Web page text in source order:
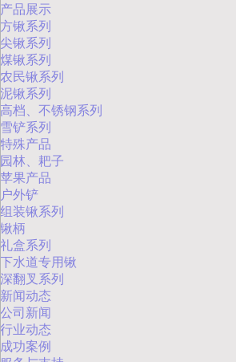
产品展示
方锹系列
尖锹系列
煤锹系列
农民锹系列
泥锹系列
高档、不锈钢系列
雪铲系列
特殊产品
园林、耙子
苹果产品
户外铲
组装锹系列
锹柄
礼盒系列
下水道专用锹
深翻叉系列
新闻动态
公司新闻
行业动态
成功案例